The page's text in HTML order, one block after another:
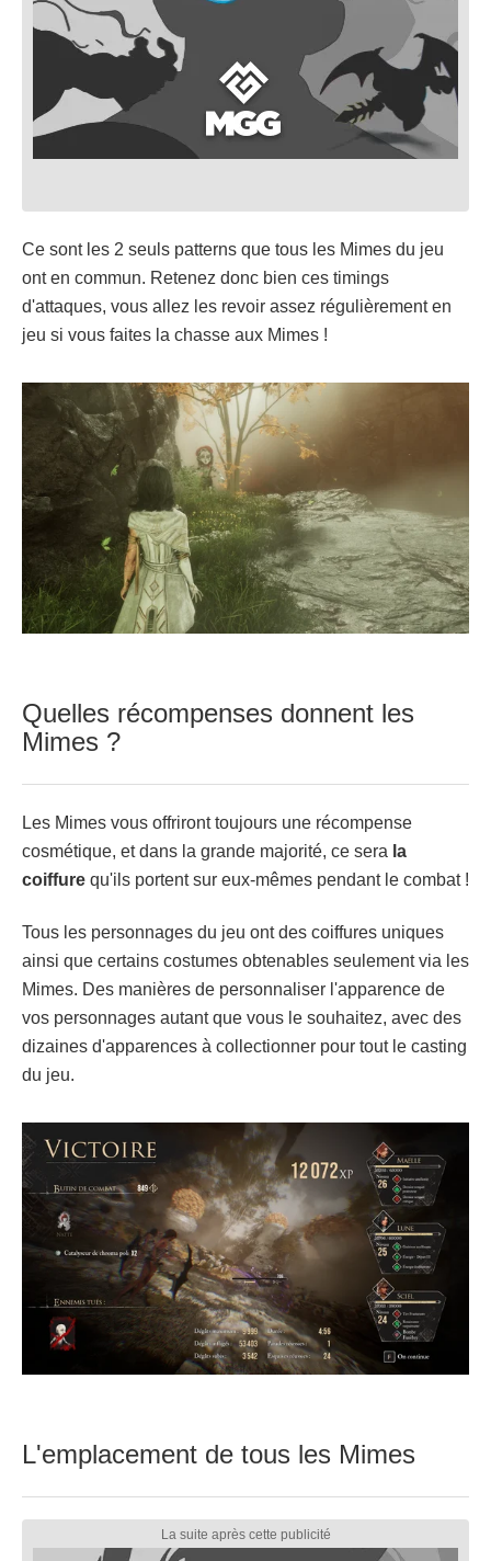
Ce sont les 2 seuls patterns que tous les Mimes du jeu
ont en commun. Retenez donc bien ces timings
d'attaques, vous allez les revoir assez régulièrement en
jeu si vous faites la chasse aux Mimes !
Quelles récompenses donnent les
Mimes ?
Les Mimes vous offriront toujours une récompense
cosmétique, et dans la grande majorité, ce sera la
coiffure qu'ils portent sur eux-mêmes pendant le combat !
Tous les personnages du jeu ont des coiffures uniques
ainsi que certains costumes obtenables seulement via les
Mimes. Des manières de personnaliser l'apparence de
vos personnages autant que vous le souhaitez, avec des
dizaines d'apparences à collectionner pour tout le casting
du jeu.
L'emplacement de tous les Mimes